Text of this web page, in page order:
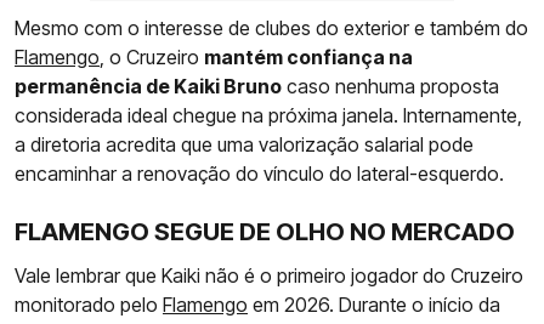
Mesmo com o interesse de clubes do exterior e também do
Flamengo, o Cruzeiro mantém confiança na
permanência de Kaiki Bruno caso nenhuma proposta
considerada ideal chegue na próxima janela. Internamente,
a diretoria acredita que uma valorização salarial pode
encaminhar a renovação do vínculo do lateral-esquerdo.
FLAMENGO SEGUE DE OLHO NO MERCADO
Vale lembrar que Kaiki não é o primeiro jogador do Cruzeiro
monitorado pelo Flamengo em 2026. Durante o início da